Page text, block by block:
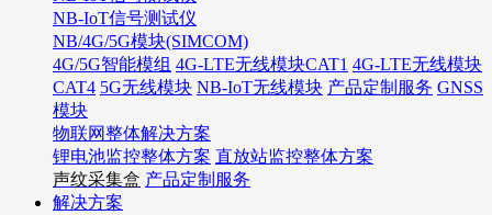
NB-IoT信号测试仪
NB/4G/5G模块(SIMCOM)
4G/5G智能模组 4G-LTE无线模块CAT1 4G-LTE无线模块
CAT4 5G无线模块 NB-IoT无线模块 产品定制服务 GNSS
模块
物联网整体解决方案
锂电池监控整体方案 直放站监控整体方案
声纹采集盒 产品定制服务
解决方案